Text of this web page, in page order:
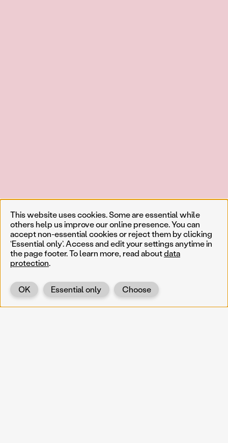
This website uses cookies. Some are essential while
others help us improve our online presence. You can
accept non-essential cookies or reject them by clicking
‘Essential only’. Access and edit your settings anytime in
the page footer. To learn more, read aboutdata
protection.
Choose
Essential only
OK